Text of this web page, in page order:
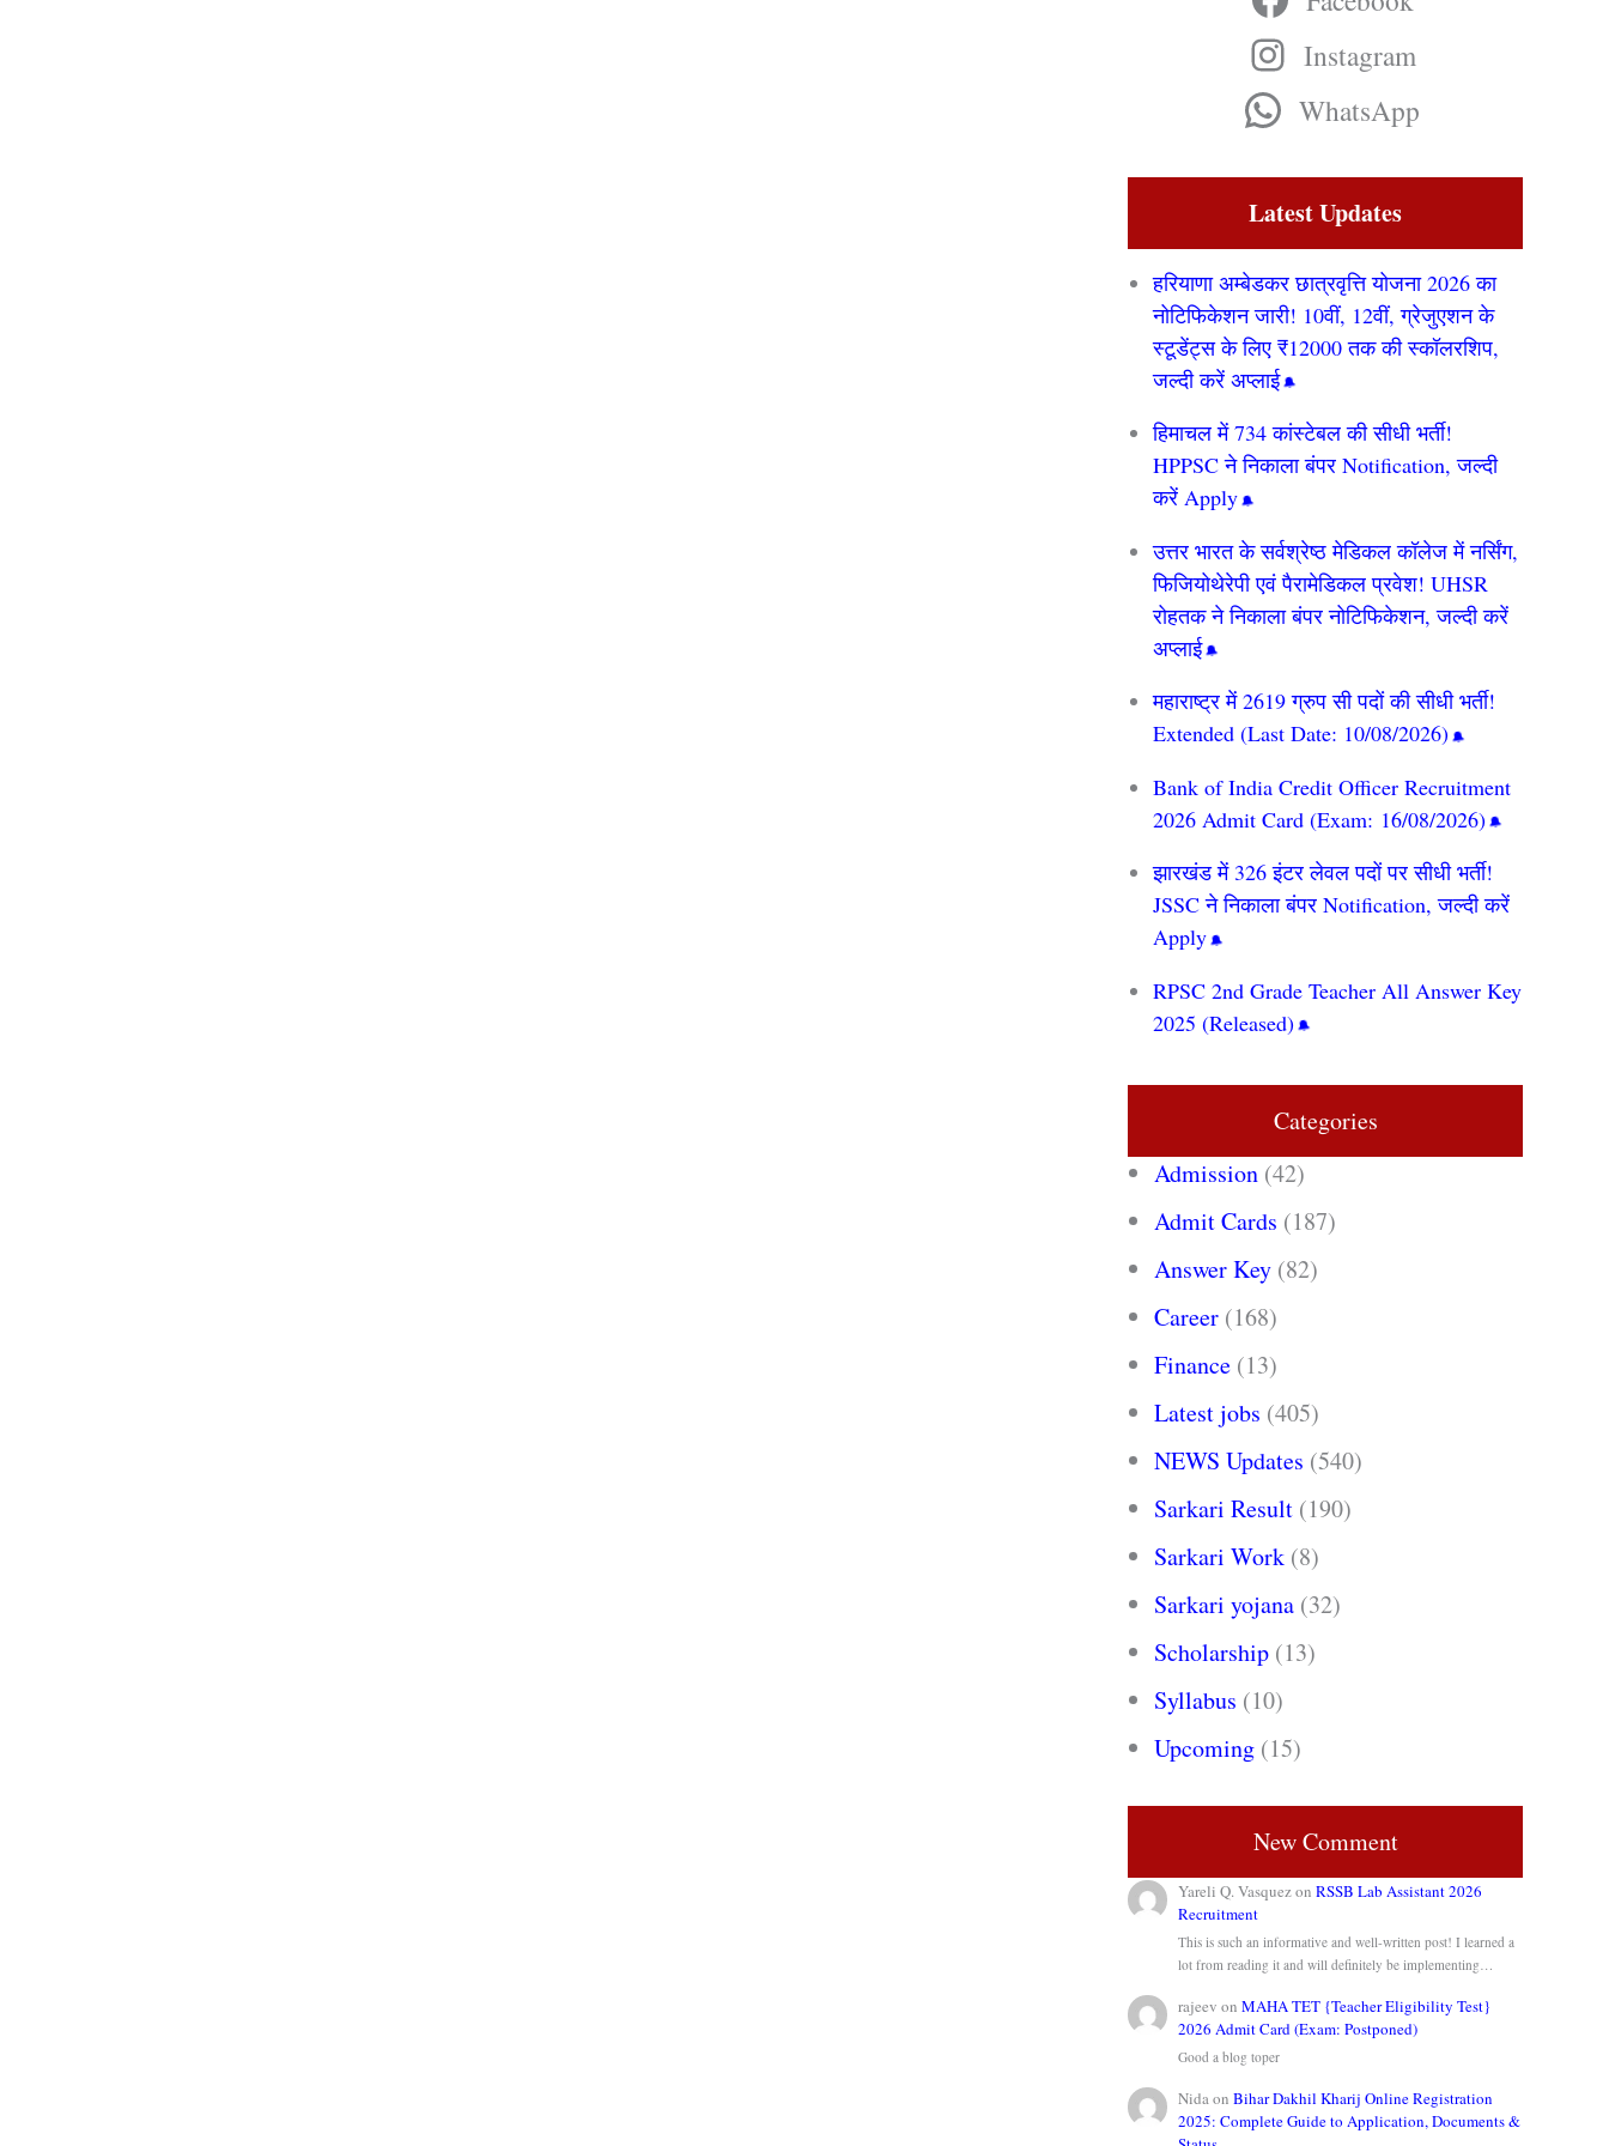
Instagram
WhatsApp
Latest Updates
हरियाणा अम्बेडकर छात्रवृत्ति योजना 2026 का
नोटिफिकेशन जारी! 10वीं, 12वीं, ग्रेजुएशन के
स्टूडेंट्स के लिए ₹12000 तक की स्कॉलरशिप,
जल्दी करें अप्लाई
हिमाचल में 734 कांस्टेबल की सीधी भर्ती!
HPPSC ने निकाला बंपर Notification, जल्दी
करें Apply
उत्तर भारत के सर्वश्रेष्ठ मेडिकल कॉलेज में नर्सिंग,
फिजियोथेरेपी एवं पैरामेडिकल प्रवेश! UHSR
रोहतक ने निकाला बंपर नोटिफिकेशन, जल्दी करें
अप्लाई
महाराष्ट्र में 2619 ग्रुप सी पदों की सीधी भर्ती!
Extended (Last Date: 10/08/2026)
Bank of India Credit Officer Recruitment
2026 Admit Card (Exam: 16/08/2026)
झारखंड में 326 इंटर लेवल पदों पर सीधी भर्ती!
JSSC ने निकाला बंपर Notification, जल्दी करें
Apply
RPSC 2nd Grade Teacher All Answer Key
2025 (Released)
Categories
Admission (42)
Admit Cards (187)
Answer Key (82)
Career (168)
Finance (13)
Latest jobs (405)
NEWS Updates (540)
Sarkari Result (190)
Sarkari Work (8)
Sarkari yojana (32)
Scholarship (13)
Syllabus (10)
Upcoming (15)
New Comment
Yareli Q. VasquezonRSSB Lab Assistant 2026
Recruitment
This is such an informative and well-written post! I learned a
lot from reading it and will definitely be implementing…
rajeev onMAHA TET {Teacher Eligibility Test}
2026 Admit Card (Exam: Postponed)
Good a blog toper
NidaonBihar Dakhil Kharij Online Registration
2025: Complete Guide to Application, Documents &